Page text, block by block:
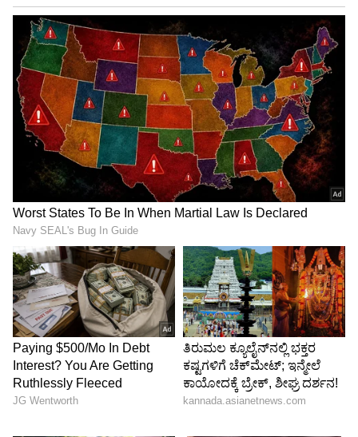
Image Credit : Instagram
ವೈಯಕ್ತಿಕ ಬದುಕು ಗುರಿ
ಇವರೇ ನೋಡಿ ಕ್ರಿಮಿನಲ್ ದರ್ಶನ್ ಹೆಂಡತಿ ಎಂದು ಕಮೆಂಟ್​
ಮಾಡಿರೋ ಈತ, ವಿಜಯಲಕ್ಷ್ಮಿಯ ವೈಯಕ್ತಿಕ ಬದುಕನ್ನೂ
ಗುರಿಯಾಗಿಸಿಕೊಂಡು ಕೆಟ್ಟ ಕಮೆಂಟ್ಸ್​ ಹಾಕಿದ್ದಾನೆ. ಗಂಡ
ಜೈಲಿನಲ್ಲಿ ಇದ್ದಾನೆ, ಇತ್ತ ವಿಜಯಲಕ್ಷ್ಮಿ ಕಾರಿನಲ್ಲಿ ಓಡಾಟ
ಎಂದೆಲ್ಲಾ ಏನೇನೋ ಅಸಭ್ಯ ಪದಗಳ ಜೊತೆ ಕಮೆಂಟ್​
ಹಾಕಿದ್ದಾನೆ.
5
6